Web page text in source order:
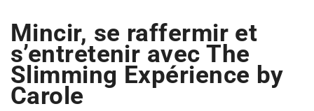
Mincir, se raffermir et
s’entretenir avec The
Slimming Expérience by
Carole